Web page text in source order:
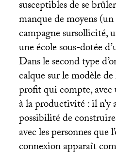
susceptibles de se
manque de moyens
campagne sursollicité,
une école sous-dotée
Dans le second type
calque sur le modèle de
profit qui compte,
à la productivité : il n’y
possibilité de
avec les personnes
connexion apparaît